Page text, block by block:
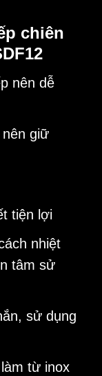
chiên
nên dễ
giữ
tiện lợi
nhiệt
tâm sử
sử dụng
từ inox